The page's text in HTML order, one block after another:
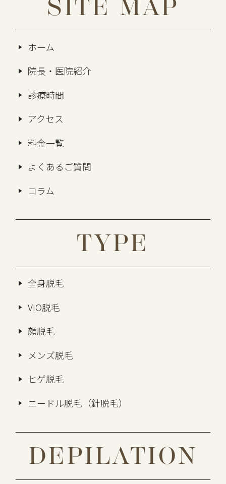
SITE MAP
ホーム
院長・医院紹介
診療時間
アクセス
料金一覧
よくあるご質問
コラム
TYPE
全身脱毛
VIO脱毛
顔脱毛
メンズ脱毛
ヒゲ脱毛
ニードル脱毛（針脱毛）
DEPILATION